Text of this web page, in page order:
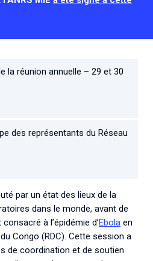
la réunion annuelle – 29 et 30
des représentants du Réseau
par un état des lieux de la
dans le monde, avant de
à l’épidémie d’Ebola en
Congo (RDC). Cette session a
de coordination et de soutien